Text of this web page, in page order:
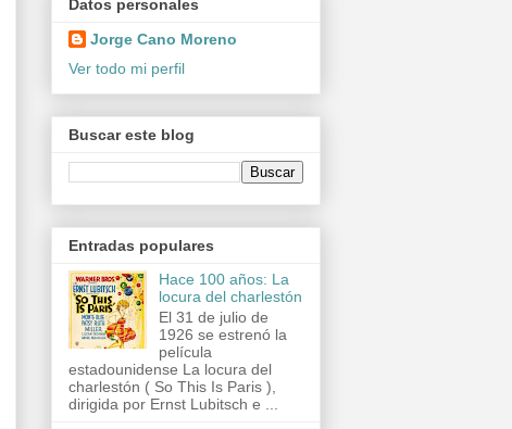
Datos personales
Jorge Cano Moreno
Ver todo mi perfil
Buscar este blog
Entradas populares
Hace 100 años: La
locura del charlestón
El 31 de julio de
1926 se estrenó la
película
estadounidense La locura del
charlestón ( So This Is Paris ),
dirigida por Ernst Lubitsch e ...